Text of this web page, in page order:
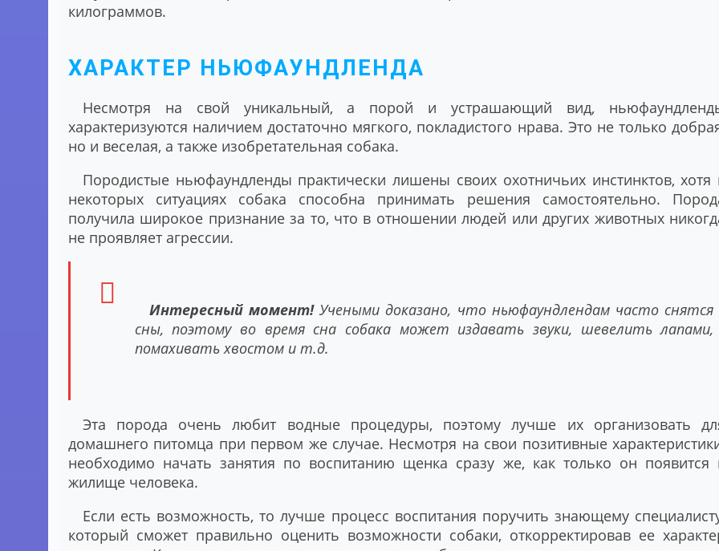
килограммов.
ХАРАКТЕР НЬЮФАУНДЛЕНДА
Несмотря на свой уникальный, а порой и устрашающий вид,
характеризуются наличием достаточно мягкого, покладистого нрава. Это не только
но и веселая, а также изобретательная собака.
Породистые ньюфаундленды практически лишены своих охотничьих инстинктов, хотя
некоторых ситуациях собака способна принимать решения самостоятельно.
получила широкое признание за то, что в отношении людей или других животных
не проявляет агрессии.
Интересный момент!Учеными доказано, что ньюфаундлендам часто снятся
сны, поэтому во время сна собака может издавать звуки, шевелить лапами,
помахивать хвостом и т.д.
Эта порода очень любит водные процедуры, поэтому лучше их организовать
домашнего питомца при первом же случае. Несмотря на свои позитивные
необходимо начать занятия по воспитанию щенка сразу же, как только он появится
жилище человека.
Если есть возможность, то лучше процесс воспитания поручить знающему
который сможет правильно оценить возможности собаки, откорректировав ее